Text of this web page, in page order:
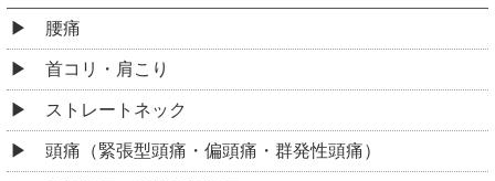
腰痛
首コリ・肩こり
ストレートネック
頭痛（緊張型頭痛・偏頭痛・群発性頭痛）